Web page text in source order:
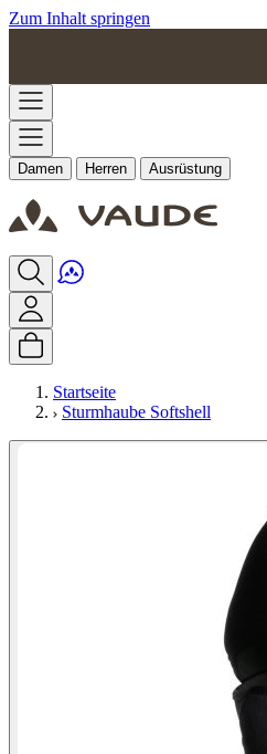
Zum Inhalt springen
Damen Herren Ausrüstung
Startseite
Sturmhaube Softshell